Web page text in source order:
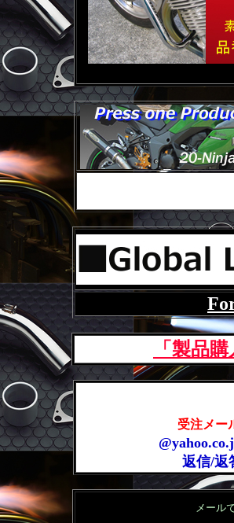
「製品
受注メー
返信/返
メール